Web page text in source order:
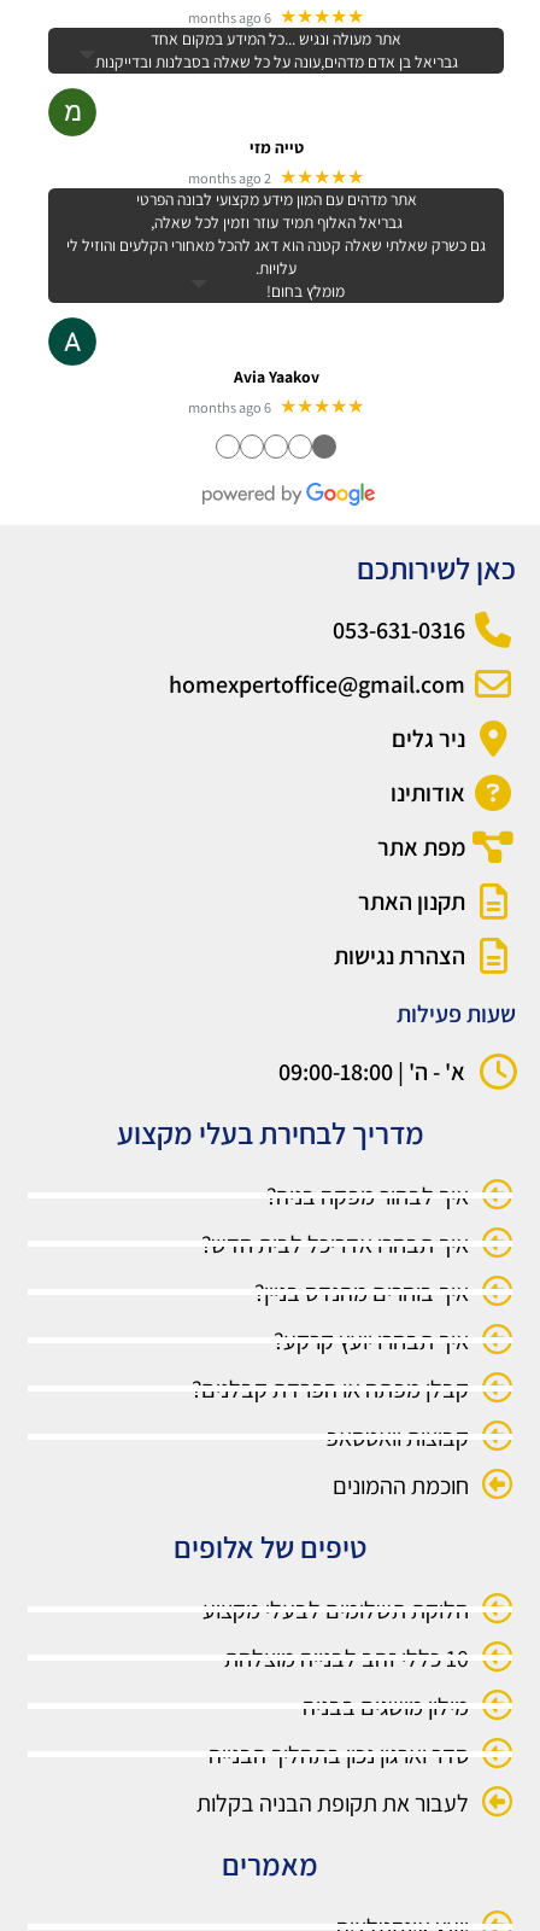
★★★★★
6 months ago
אתר מעולה ונגיש ...כל המידע במקום אחד
גבריאל בן אדם מדהים,עונה על כל שאלה בסבלנות ובדייקנות
טייה מזי
★★★★★
2 months ago
אתר מדהים עם המון מידע מקצועי לבונה הפרטי
גבריאל האלוף תמיד עוזר וזמין לכל שאלה,
גם כשרק שאלתי שאלה קטנה הוא דאג להכל מאחורי הקלעים והוזיל לי
עלויות.
מומלץ בחום!
Avia Yaakov
★★★★★
6 months ago
●
●
●
●
●
כאן לשירותכם
053-631-0316
homexpertoffice@gmail.com
ניר גלים
אודותינו
מפת אתר
תקנון האתר
הצהרת נגישות
שעות פעילות
א' - ה' | 09:00-18:00
מדריך לבחירת בעלי מקצוע
איך לבחור מפקח בניה?
איך תבחרו אדריכל לבית חדש?
איך בוחרים מהנדס בניין?
איך תבחרו יועץ קרקע?
קבלן מפתח או הפרדת קבלנים?
קבוצות וואטסאפ
חוכמת ההמונים
טיפים של אלופים
חלוקת תשלומים לבעלי מקצוע
10 כללי זהב לבנייה מוצלחת
מילון מושגים בבניה
סדר וארגון נכון בתהליך הבנייה
לעבור את תקופת הבניה בקלות
מאמרים